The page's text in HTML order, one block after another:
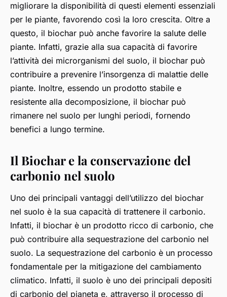
migliorare la disponibilità di questi elementi essenziali
per le piante, favorendo così la loro crescita. Oltre a
questo, il biochar può anche favorire la salute delle
piante. Infatti, grazie alla sua capacità di favorire
l’attività dei microrganismi del suolo, il biochar può
contribuire a prevenire l’insorgenza di malattie delle
piante. Inoltre, essendo un prodotto stabile e
resistente alla decomposizione, il biochar può
rimanere nel suolo per lunghi periodi, fornendo
benefici a lungo termine.
Il Biochar e la conservazione del
carbonio nel suolo
Uno dei principali vantaggi dell’utilizzo del biochar
nel suolo è la sua capacità di trattenere il carbonio.
Infatti, il biochar è un prodotto ricco di carbonio, che
può contribuire alla sequestrazione del carbonio nel
suolo. La sequestrazione del carbonio è un processo
fondamentale per la mitigazione del cambiamento
climatico. Infatti, il suolo è uno dei principali depositi
di carbonio del pianeta e, attraverso il processo di